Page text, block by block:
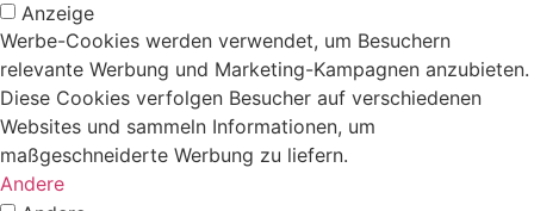
Anzeige
Werbe-Cookies werden verwendet, um Besuchern
relevante Werbung und Marketing-Kampagnen anzubieten.
Diese Cookies verfolgen Besucher auf verschiedenen
Websites und sammeln Informationen, um
maßgeschneiderte Werbung zu liefern.
Andere